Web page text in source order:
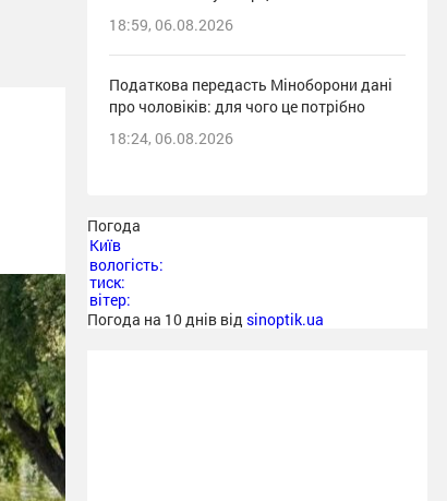
18:59, 06.08.2026
Податкова передасть Міноборони дані
про чоловіків: для чого це потрібно
18:24, 06.08.2026
Погода
Київ
вологість:
тиск:
вітер:
Погода на 10 днів від sinoptik.ua